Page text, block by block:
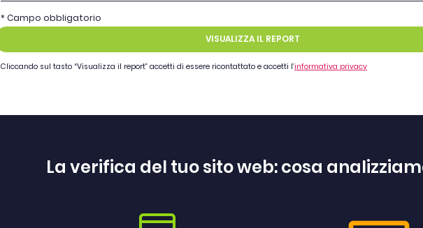
* Campo obbligatorio
VISUALIZZA IL REPORT
Cliccando sul tasto “Visualizza il report” accetti di essere ricontattato e accetti l’informativa privacy
La verifica del tuo sito web: cosa